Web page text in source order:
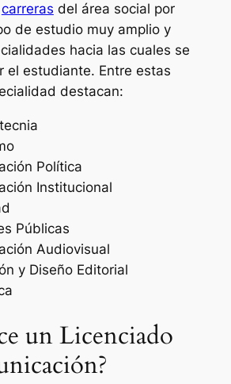
carreras del área social por
de estudio muy amplio y
hacia las cuales se
el estudiante. Entre estas
destacan:
Política
Institucional
Públicas
Audiovisual
y Diseño Editorial
un Licenciado